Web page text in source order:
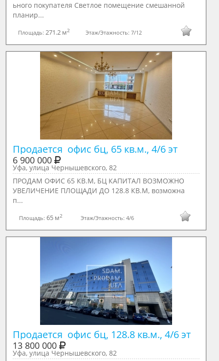
ьного покупателя Светлое помещение смешанной
планир...
Площадь: 271.2 м2 Этаж/Этажность:7/12
Продается  офис бц, 65 кв.м., 4/6 эт
6 900 000
Уфа, улица Чернышевского, 82
ПРОДАМ ОФИС 65 КВ.М, БЦ КАПИТАЛ ВОЗМОЖНО
УВЕЛИЧЕНИЕ ПЛОЩАДИ ДО 128.8 КВ.М, возмoжнa
п...
Площадь:65 м2 Этаж/Этажность:4/6
Продается  офис бц, 128.8 кв.м., 4/6 эт
13 800 000
Уфа, улица Чернышевского, 82